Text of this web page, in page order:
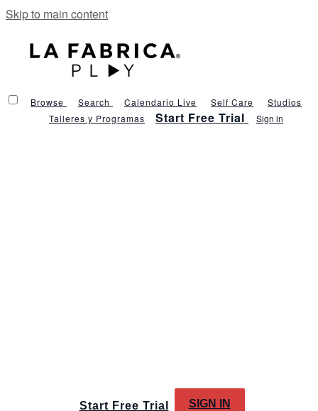
Skip to main content
Browse Search Calendario Live Self Care
Studios
Talleres y Programas
Start Free Trial Sign in
Start Free Trial SIGN IN